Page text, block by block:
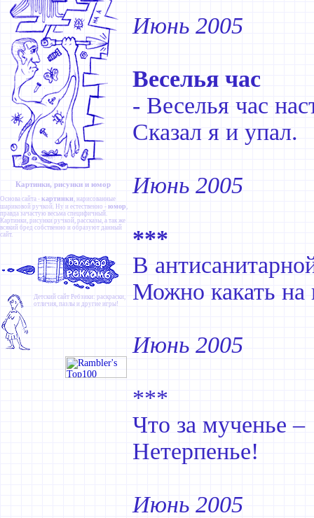
Картинки, рисунки и юмор
Основа сайта - картинки , нарисованные
шариковой ручкой. Ну и естественно - юмор ,
правда зачастую весьма специфичный.
Картинки, рисунки ручкой, рассказы, а так же
всякий бред собственно и образуют данный
сайт.
Детский сайт Ребзики: раскраски,
отличия, пазлы и другие игры!
Июнь 2005
Веселья час
- Веселья час
Сказал я и упал.
Июнь 2005
***
В
Можно какать на
Июнь 2005
***
Что за мученье –
Нетерпенье!
Июнь 2005